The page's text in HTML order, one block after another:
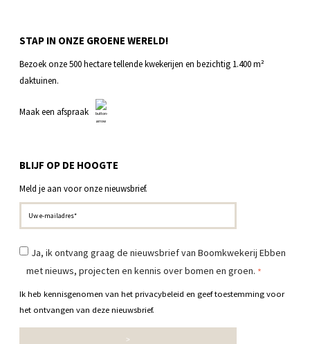
STAP IN ONZE GROENE WERELD!
Bezoek onze 500 hectare tellende kwekerijen en bezichtig 1.400 m²
daktuinen.
Maak een afspraak
BLIJF OP DE HOOGTE
Meld je aan voor onze nieuwsbrief.
Ja, ik ontvang graag de nieuwsbrief van Boomkwekerij Ebben
met nieuws, projecten en kennis over bomen en groen. *
Ik heb kennisgenomen van het privacybeleid en geef toestemming voor
het ontvangen van deze nieuwsbrief.